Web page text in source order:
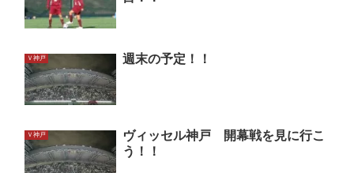
Ｖ神戸 週末の予定！！
Ｖ神戸
ヴィッセル神戸 開幕戦を見に行こ
う！！